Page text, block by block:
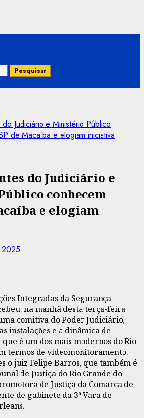
do Judiciário e Ministério Público
de Macaíba e elogiam iniciativa
do Judiciário e
conhecem
e elogiam
Integradas da Segurança
na manhã desta terça-feira
comitiva do Poder Judiciário,
instalações e a dinâmica de
é um dos mais modernos do Rio
termos de videomonitoramento.
o juiz Felipe Barros, que também é
de Justiça do Rio Grande do
de Justiça da Comarca de
de gabinete da 3ª Vara de